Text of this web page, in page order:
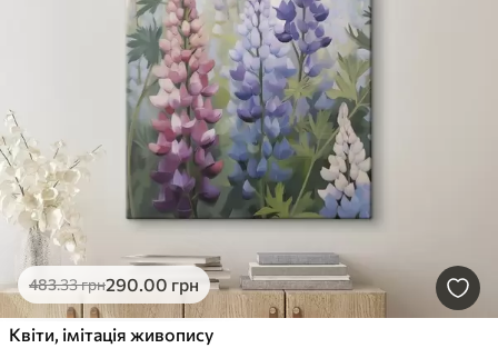
483.33грн290.00 грн
Квіти, імітація живопису